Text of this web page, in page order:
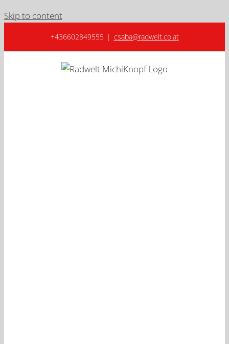
Skip to content
+436602849555 | csaba@radwelt.co.at